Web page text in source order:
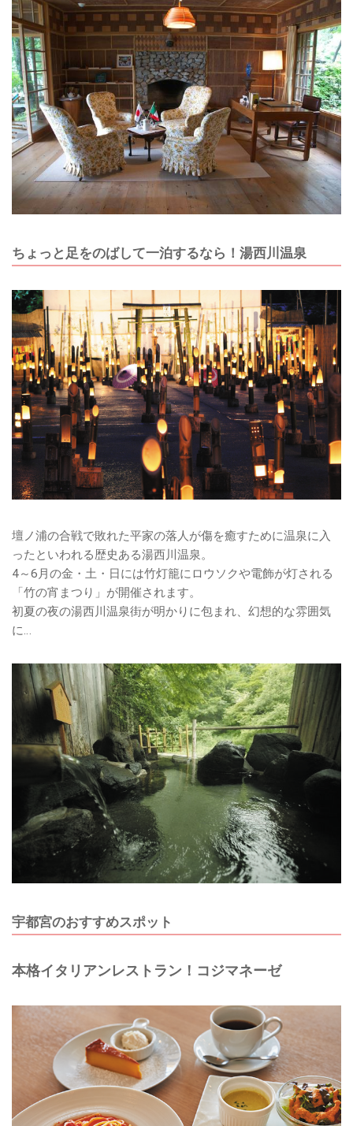
ちょっと足をのばして一泊するなら！湯西川温泉
壇ノ浦の合戦で敗れた平家の落人が傷を癒すために温泉に入
ったといわれる歴史ある湯西川温泉。
4～6月の金・土・日には竹灯籠にロウソクや電飾が灯される
「竹の宵まつり」が開催されます。
初夏の夜の湯西川温泉街が明かりに包まれ、幻想的な雰囲気
に…
宇都宮のおすすめスポット
本格イタリアンレストラン！コジマネーゼ